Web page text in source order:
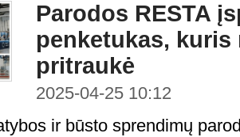
Parodos RESTA
penketukas,
pritraukė
2025-04-25 10:12
ir būsto sprendimų